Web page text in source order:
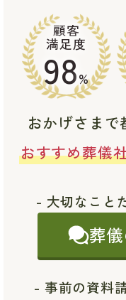
顧客
満足度
98%
おかげさまで
おすすめ葬儀
- 大切なこと
葬
- 事前の資料